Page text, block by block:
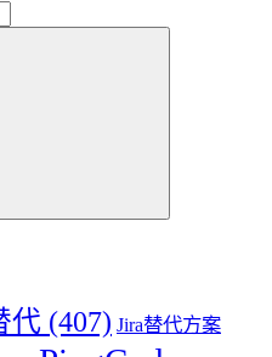
代 (407) Jira替代方案